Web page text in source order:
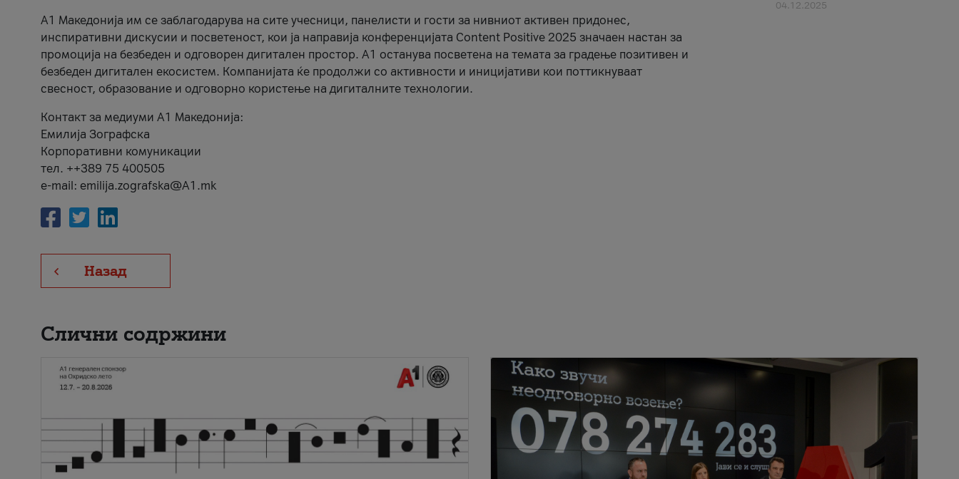
А1 Македонија им се заблагодарува на сите учесници, панелисти и гости за нивниот активен придонес,
инспиративни дискусии и посветеност, кои ја направија конференцијата Content Positive 2025 значаен настан за
промоција на безбеден и одговорен дигитален простор. А1 останува посветена на темата за градење позитивен и
безбеден дигитален екосистем. Компанијата ќе продолжи со активности и иницијативи кои поттикнуваат
свесност, образование и одговорно користење на дигиталните технологии.
Контакт за медиуми А1 Македонија:
Емилија Зографска
Корпоративни комуникации
тел. ++389 75 400505
e-mail: emilija.zografska@A1.mk
Назад
04.12.2025
Слични содржини